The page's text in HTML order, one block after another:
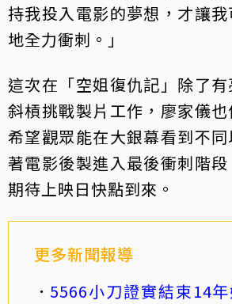
持我投入電影的夢想，才讓
地全力衝刺。」
這次在「空姐復仇記」除了
斜槓挑戰製片工作，廖家儀
希望觀眾能在大銀幕看到不
著電影後製進入最後衝刺階
期待上映日快點到來。
更多新聞報導
5566小刀證實結束14